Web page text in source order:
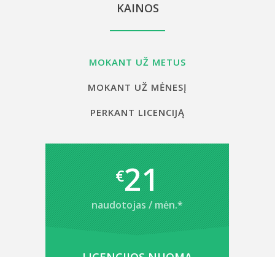
KAINOS
MOKANT UŽ METUS
MOKANT UŽ MĖNESĮ
PERKANT LICENCIJĄ
€21
naudotojas / mėn.*